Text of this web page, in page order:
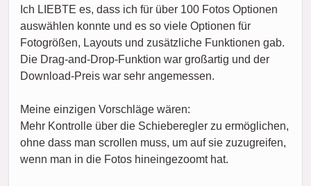
Ich LIEBTE es, dass ich für über 100 Fotos Optionen
auswählen konnte und es so viele Optionen für
Fotogrößen, Layouts und zusätzliche Funktionen gab.
Die Drag-and-Drop-Funktion war großartig und der
Download-Preis war sehr angemessen.
Meine einzigen Vorschläge wären:
Mehr Kontrolle über die Schieberegler zu ermöglichen,
ohne dass man scrollen muss, um auf sie zuzugreifen,
wenn man in die Fotos hineingezoomt hat.